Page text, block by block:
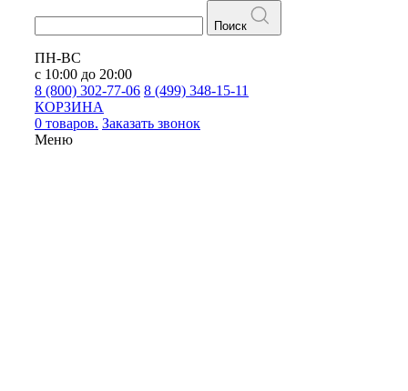
Поиск
ПН-ВС
с 10:00 до 20:00
8 (800) 302-77-06 8 (499) 348-15-11
КОРЗИНА
0 товаров. Заказать звонок
Меню